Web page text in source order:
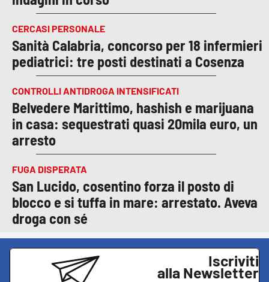
CERCASI PERSONALE
Sanità Calabria, concorso per 18 infermieri
pediatrici: tre posti destinati a Cosenza
CONTROLLI ANTIDROGA INTENSIFICATI
Belvedere Marittimo, hashish e marijuana
in casa: sequestrati quasi 20mila euro, un
arresto
FUGA DISPERATA
San Lucido, cosentino forza il posto di
blocco e si tuffa in mare: arrestato. Aveva
droga con sé
Iscriviti
alla Newsletter